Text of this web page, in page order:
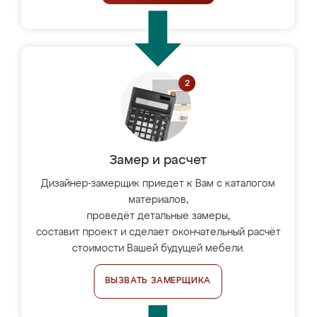
Замер и расчет
Дизайнер-замерщик приедет к Вам с каталогом
материалов,
проведёт детальные замеры,
составит проект и сделает окончательный расчёт
стоимости Вашей будущей мебели.
ВЫЗВАТЬ ЗАМЕРЩИКА